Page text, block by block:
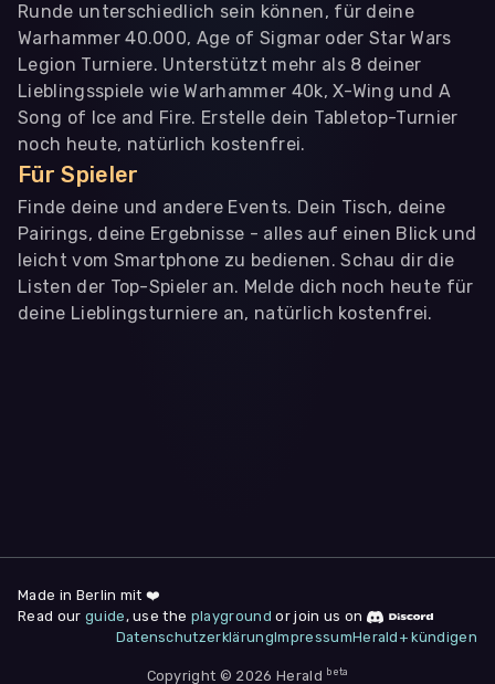
Runde unterschiedlich sein können, für deine
Warhammer 40.000, Age of Sigmar oder Star Wars
Legion Turniere. Unterstützt mehr als 8 deiner
Lieblingsspiele wie Warhammer 40k, X-Wing und A
Song of Ice and Fire. Erstelle dein Tabletop-Turnier
noch heute, natürlich kostenfrei.
Für Spieler
Finde deine und andere Events. Dein Tisch, deine
Pairings, deine Ergebnisse - alles auf einen Blick und
leicht vom Smartphone zu bedienen. Schau dir die
Listen der Top-Spieler an. Melde dich noch heute für
deine Lieblingsturniere an, natürlich kostenfrei.
deine Zustimmung jederzeit unter "
am Seitenende widerrufen.
Nur notwendige
Made in Berlin mit ❤️
Read our guide , use the playground or join us on
DatenschutzerklärungImpressumHerald+ kündigen
Copyright © 2026 Herald beta